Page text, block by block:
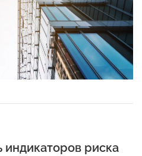
риска